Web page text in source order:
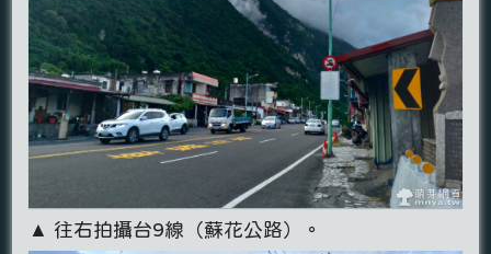
▲ 往右拍攝台9線（蘇花公路）。